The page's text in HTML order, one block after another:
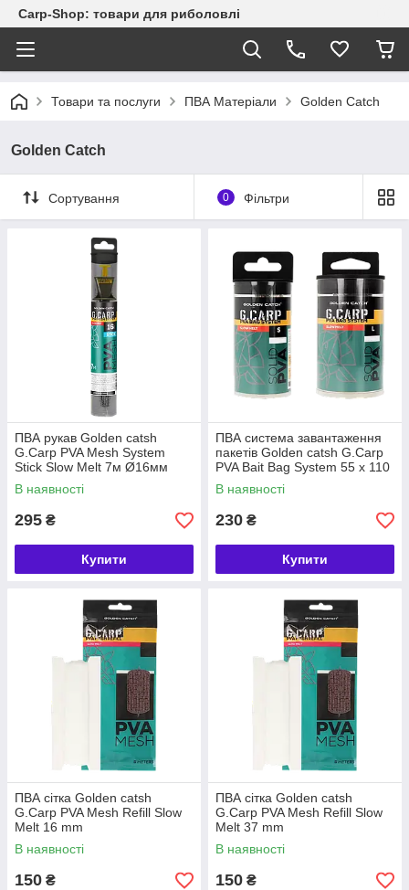
Carp-Shop: товари для риболовлі
Товари та послуги ПВА Матеріали Golden Catch
Golden Catch
Сортування 0 Фільтри
ПВА рукав Golden catsh
G.Carp PVA Mesh System
Stick Slow Melt 7м Ø16мм
В наявності
295 ₴
Купити
ПВА система завантаження
пакетів Golden catsh G.Carp
PVA Bait Bag System 55 x 110
мм S 25шт
В наявності
230 ₴
Купити
ПВА сітка Golden catsh
G.Carp PVA Mesh Refill Slow
Melt 16 mm
В наявності
150 ₴
ПВА сітка Golden catsh
G.Carp PVA Mesh Refill Slow
Melt 37 mm
В наявності
150 ₴